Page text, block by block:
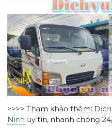
>>>> Tham khảo thêm:
Ninh uy tín, nhanh chóng